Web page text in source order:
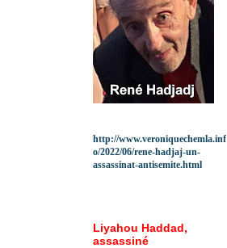
http://www.veroniquechemla.inf
o/2022/06/rene-hadjaj-un-
assassinat-antisemite.html
Liyahou Haddad,
assassiné